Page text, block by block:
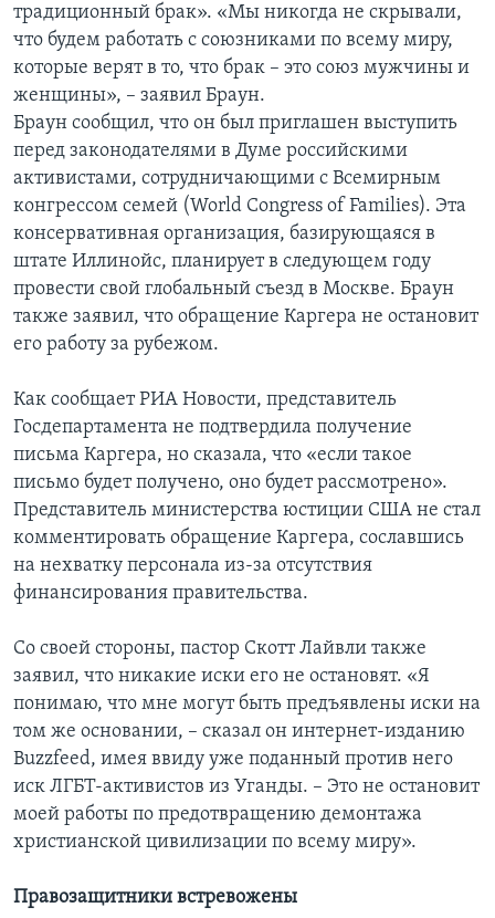
традиционный брак». «Мы никогда не скрывали,
что будем работать с союзниками по всему миру,
которые верят в то, что брак – это союз мужчины и
женщины», – заявил Браун.
Браун сообщил, что он был приглашен выступить
перед законодателями в Думе российскими
активистами, сотрудничающими с Всемирным
конгрессом семей (World Congress of Families). Эта
консервативная организация, базирующаяся в
штате Иллинойс, планирует в следующем году
провести свой глобальный съезд в Москве. Браун
также заявил, что обращение Каргера не остановит
его работу за рубежом.
Как сообщает РИА Новости, представитель
Госдепартамента не подтвердила получение
письма Каргера, но сказала, что «если такое
письмо будет получено, оно будет рассмотрено».
Представитель министерства юстиции США не стал
комментировать обращение Каргера, сославшись
на нехватку персонала из-за отсутствия
финансирования правительства.
Со своей стороны, пастор Скотт Лайвли также
заявил, что никакие иски его не остановят. «Я
понимаю, что мне могут быть предъявлены иски на
том же основании, – сказал он интернет-изданию
Buzzfeed, имея ввиду уже поданный против него
иск ЛГБТ-активистов из Уганды. – Это не остановит
моей работы по предотвращению демонтажа
христианской цивилизации по всему миру».
Правозащитники встревожены